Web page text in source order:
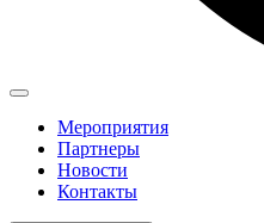
Мероприятия
Партнеры
Новости
Контакты